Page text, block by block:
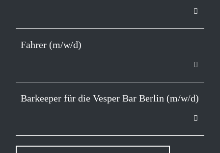
Fahrer (m/w/d)
Barkeeper für die Vesper Bar Berlin (m/w/d)